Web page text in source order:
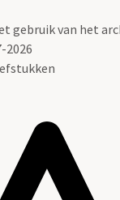
gebruik van het
2026